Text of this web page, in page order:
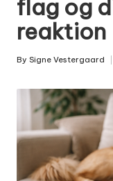
fra
til
flag og
reaktion
Posted
By Signe Vestergaard